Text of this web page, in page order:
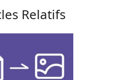
Relatifs